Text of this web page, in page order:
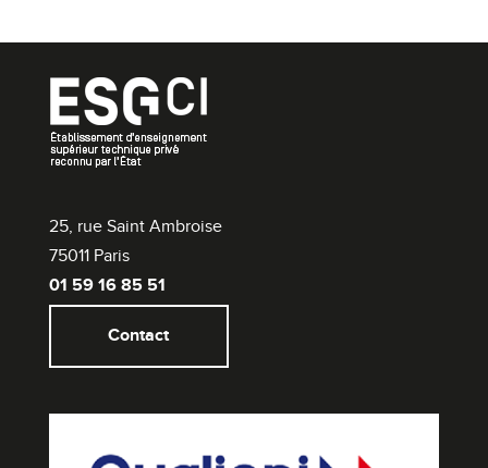
25, rue Saint Ambroise
75011 Paris
01 59 16 85 51
Contact